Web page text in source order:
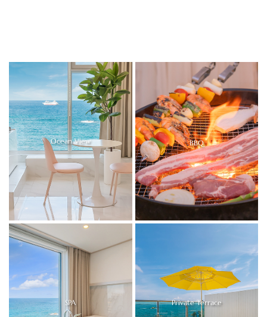
Ocean View BBQ
SPA Private Terrace